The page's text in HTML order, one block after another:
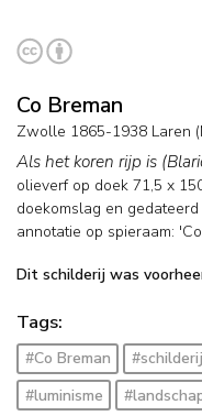
Co Breman
Zwolle 1865-1938 Laren
Als het koren rijp is
olieverf op doek 71,5 x
doekomslag en
annotatie op spieraam:
Dit schilderij was
Tags:
#Co Breman
#luminisme